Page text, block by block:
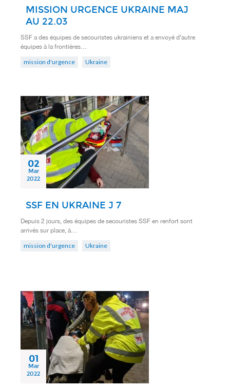
MISSION URGENCE UKRAINE MAJ
AU 22.03
SSF a des équipes de secouristes ukrainiens et a envoyé d’autre
équipes à la frontières…
mission d'urgence Ukraine
02
Mar
2022
SSF EN UKRAINE J 7
Depuis 2 jours, des équipes de secouristes SSF en renfort sont
arrivés sur place, à…
mission d'urgence Ukraine
01
Mar
2022